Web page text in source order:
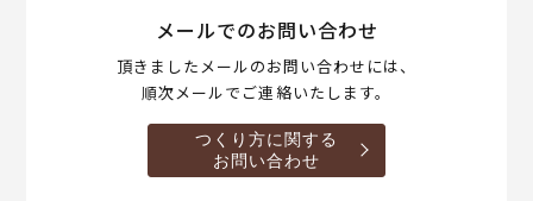
メールでのお問い合わせ
頂きましたメールのお問い合わせには、
順次メールでご連絡いたします。
つくり方に関する
お問い合わせ